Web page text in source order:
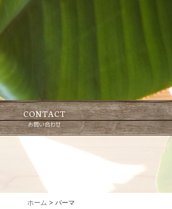
CONTACT
お問い合わせ
ホーム > パーマ